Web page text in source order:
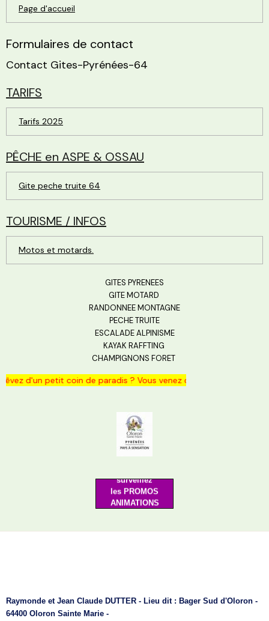
Page d'accueil
Formulaires de contact
Contact Gites-Pyrénées-64
TARIFS
Tarifs 2025
PÊCHE en ASPE & OSSAU
Gite peche truite 64
TOURISME / INFOS
Motos et motards.
GITES PYRENEES
GITE MOTARD
RANDONNEE MONTAGNE
PECHE TRUITE
ESCALADE ALPINISME
KAYAK RAFFTING
CHAMPIGNONS FORET
d'un petit coin de paradis ? Vous venez de le trouver.... Un nid
surveillez
les PROMOS
ANIMATIONS
au plaisir de
Raymonde et Jean Claude DUTTER - Lieu dit : Bager Sud d'Oloron -
64400 Oloron Sainte Marie -